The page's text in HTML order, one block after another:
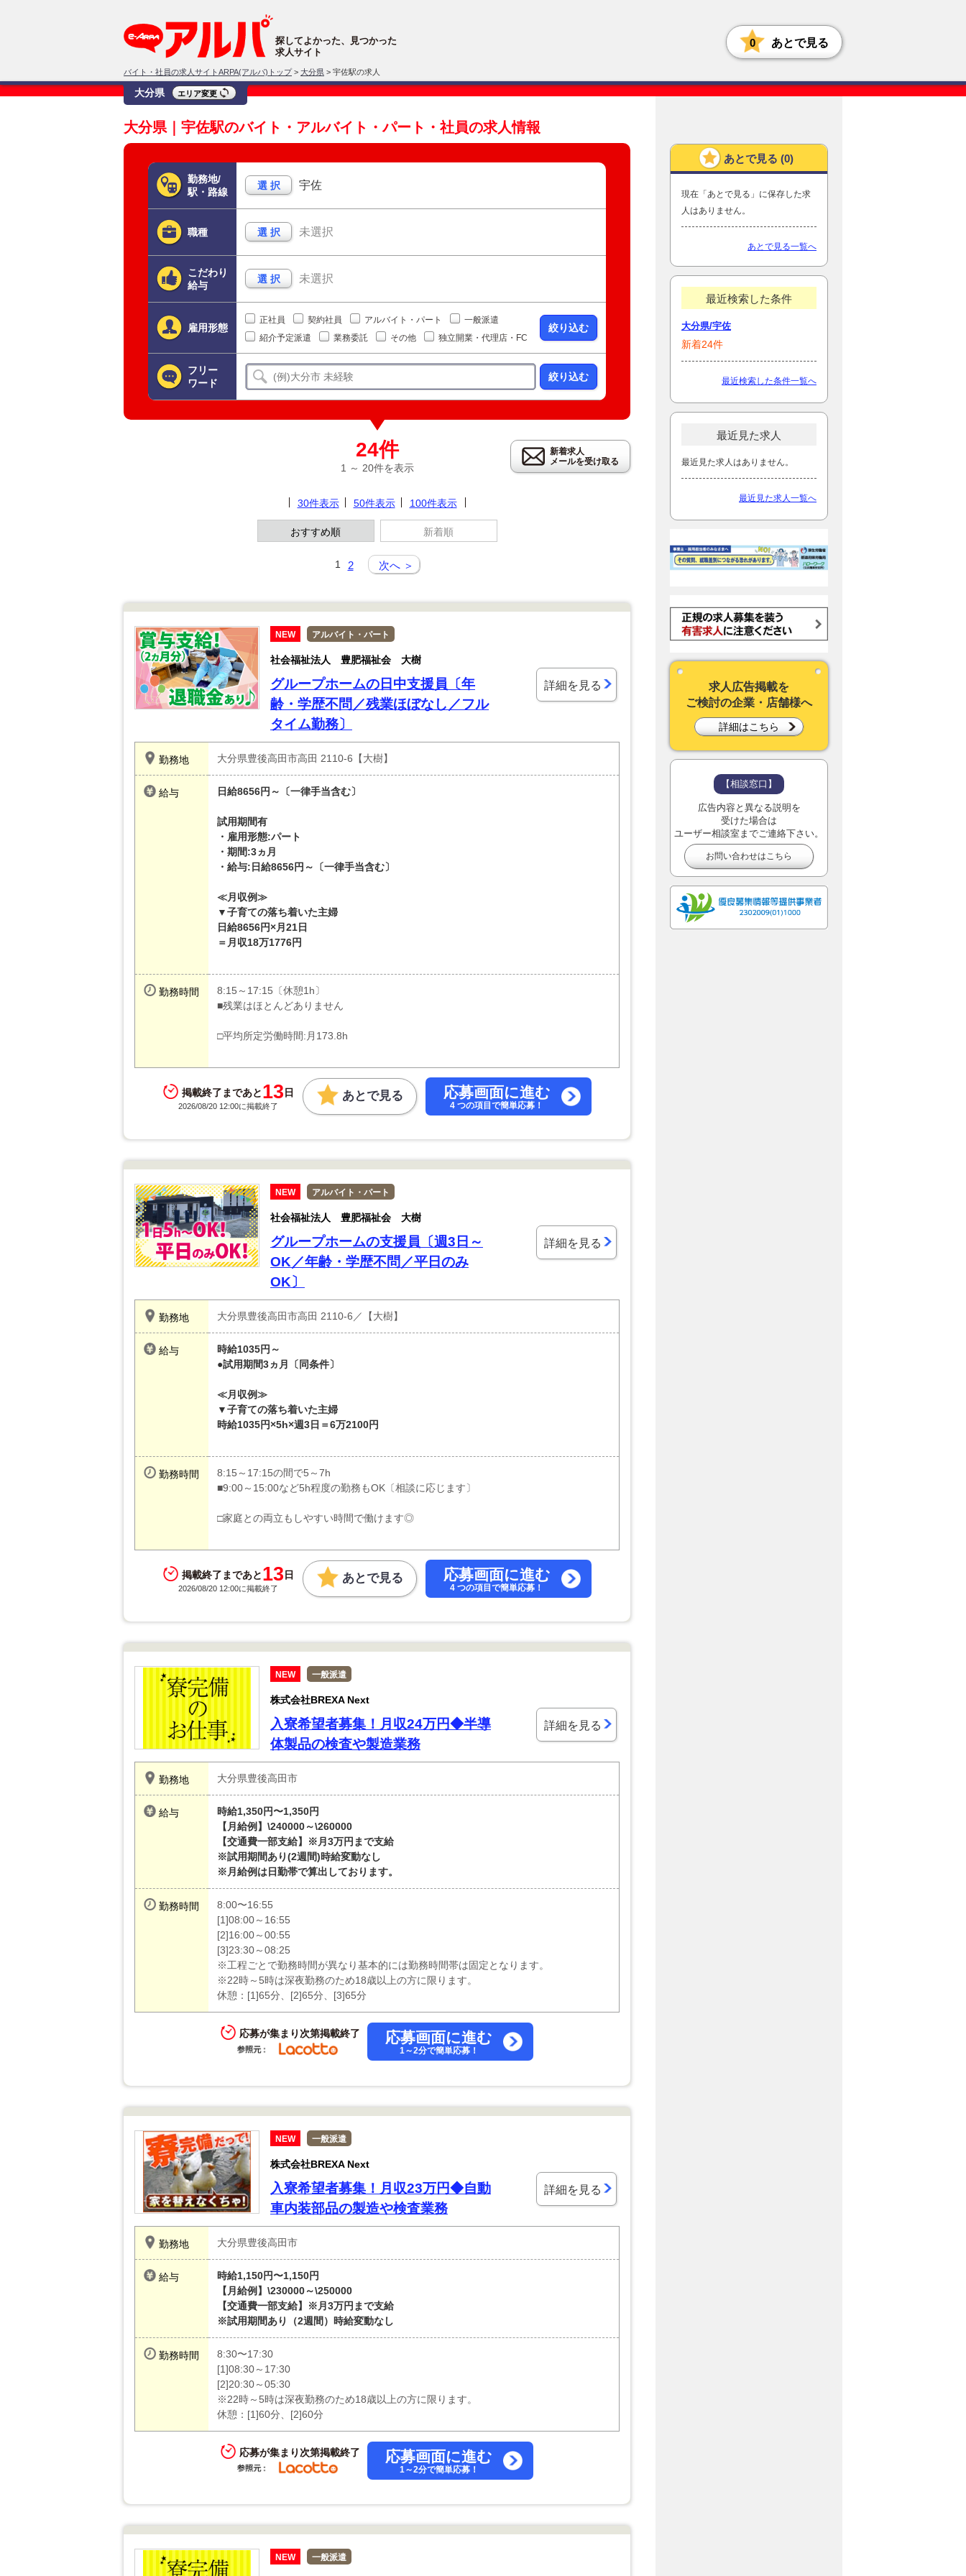
探してよかった、見つかった
求人サイト
バイト・社員の求人サイトARPA(アルパ)トップ > 大分県 > 宇佐駅の求人
0 あとで見る
大分県 エリア変更
大分県｜宇佐駅のバイト・アルバイト・パート・社員の求人情報
勤務地/
駅・路線
選 択 宇佐
職種 選 択 未選択
こだわり
給与
選 択 未選択
雇用形態
正社員 契約社員 アルバイト・パート
一般派遣
紹介予定派遣
業務委託 その他 独立開業・代理店・FC
絞り込む
フリー
ワード
絞り込む
24件
1 ～ 20件を表示
30件表示 50件表示 100件表示
おすすめ順 新着順
1 2 次へ ＞
新着求人
メールを受け取る
NEW アルバイト・パート
社会福祉法人 豊肥福祉会 大樹
グループホームの日中支援員〔年
齢・学歴不問／残業ほぼなし／フル
タイム勤務〕
勤務地 大分県豊後高田市高田 2110-6【大樹】
給与 日給8656円～〔一律手当含む〕
試用期間有
・雇用形態:パート
・期間:3ヵ月
・給与:日給8656円～〔一律手当含む〕
≪月収例≫
▼子育ての落ち着いた主婦
日給8656円×月21日
＝月収18万1776円
勤務時間
8:15～17:15〔休憩1h〕
■残業はほとんどありません
□平均所定労働時間:月173.8h
掲載終了まであと13 日
2026/08/20 12:00に掲載終了
あとで見る 応募画面に進む
4 つの項目で簡単応募！
詳細を見る
NEW アルバイト・パート
社会福祉法人 豊肥福祉会 大樹
グループホームの支援員〔週3日～
OK／年齢・学歴不問／平日のみ
OK〕
勤務地 大分県豊後高田市高田 2110-6／【大樹】
給与
時給1035円～
●試用期間3ヵ月〔同条件〕
≪月収例≫
▼子育ての落ち着いた主婦
時給1035円×5h×週3日＝6万2100円
勤務時間
8:15～17:15の間で5～7h
■9:00～15:00など5h程度の勤務もOK〔相談に応じます〕
□家庭との両立もしやすい時間で働けます◎
掲載終了まであと13 日
2026/08/20 12:00に掲載終了
あとで見る 応募画面に進む
4 つの項目で簡単応募！
詳細を見る
NEW 一般派遣
株式会社BREXA Next
入寮希望者募集！月収24万円◆半導
体製品の検査や製造業務
勤務地 大分県豊後高田市
給与
時給1,350円〜1,350円
【月給例】\240000～\260000
【交通費一部支給】※月3万円まで支給
※試用期間あり(2週間)時給変動なし
※月給例は日勤帯で算出しております。
勤務時間
8:00〜16:55
[1]08:00～16:55
[2]16:00～00:55
[3]23:30～08:25
※工程ごとで勤務時間が異なり基本的には勤務時間帯は固定となります。
※22時～5時は深夜勤務のため18歳以上の方に限ります。
休憩：[1]65分、[2]65分、[3]65分
応募が集まり次第掲載終了 応募画面に進む
1～2分で簡単応募！
詳細を見る
NEW 一般派遣
株式会社BREXA Next
入寮希望者募集！月収23万円◆自動
車内装部品の製造や検査業務
勤務地 大分県豊後高田市
給与
時給1,150円〜1,150円
【月給例】\230000～\250000
【交通費一部支給】※月3万円まで支給
※試用期間あり（2週間）時給変動なし
勤務時間
8:30〜17:30
[1]08:30～17:30
[2]20:30～05:30
※22時～5時は深夜勤務のため18歳以上の方に限ります。
休憩：[1]60分、[2]60分
応募が集まり次第掲載終了 応募画面に進む
1～2分で簡単応募！
詳細を見る
NEW 一般派遣
あとで見る (0)
現在「あとで見る」に保存した求
人はありません。
あとで見る一覧へ
最近検索した条件
大分県/宇佐
新着24件
最近検索した条件一覧へ
最近見た求人
最近見た求人はありません。
最近見た求人一覧へ
求人広告掲載を
ご検討の企業・店舗様へ
詳細はこちら
【相談窓口】
広告内容と異なる説明を
受けた場合は
ユーザー相談室までご連絡下さい。
お問い合わせはこちら